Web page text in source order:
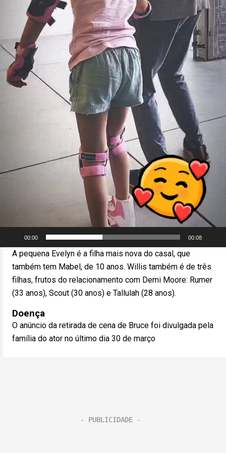
00:00 00:08
A pequena Evelyn é a filha mais nova do casal, que
também tem Mabel, de 10 anos. Willis também é de três
filhas, frutos do relacionamento com Demi Moore: Rumer
(33 anos), Scout (30 anos) e Tallulah (28 anos).
Doença
O anúncio da retirada de cena de Bruce foi divulgada pela
família do ator no último dia 30 de março